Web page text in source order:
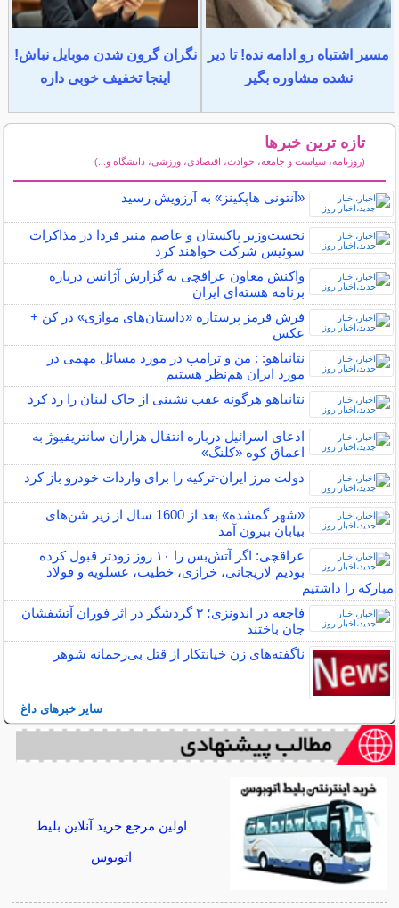
مسیر اشتباه رو ادامه نده! تا دیر
نشده مشاوره بگیر
نگران گرون شدن موبایل نباش!
اینجا تخفیف خوبی داره
تازه ترین خبرها
(روزنامه، سیاست و جامعه، حوادث، اقتصادی، ورزشی، دانشگاه و...)
«آنتونی هاپکینز» به آرزویش رسید
نخست‌وزیر پاکستان و عاصم منیر فردا در مذاکرات
سوئیس شرکت خواهند کرد
واکنش معاون عراقچی به گزارش آژانس درباره
برنامه هسته‌ای ایران
فرش قرمز پرستاره «داستان‌های موازی» در کن +
عکس
نتانیاهو: : من و ترامپ در مورد مسائل مهمی در
مورد ایران هم‌نظر هستیم
نتانیاهو هرگونه عقب نشینی از خاک لبنان را رد کرد
ادعای اسرائیل درباره انتقال هزاران سانتریفیوژ به
اعماق کوه «کلنگ»
دولت مرز ایران-ترکیه را برای واردات خودرو باز کرد
«شهر گمشده» بعد از 1600 سال از زیر شن‌های
بیابان بیرون آمد
عراقچی: اگر آتش‌بس را ۱۰ روز زودتر قبول کرده
بودیم لاریجانی، خرازی، خطیب، عسلویه و فولاد
مبارکه را داشتیم
فاجعه در اندونزی؛ ۳ گردشگر در اثر فوران آتشفشان
جان باختند
ناگفته‌های زن خیانتکار از قتل بی‌رحمانه شوهر
سایر خبرهای داغ
اولین مرجع خرید آنلاین بلیط
اتوبوس